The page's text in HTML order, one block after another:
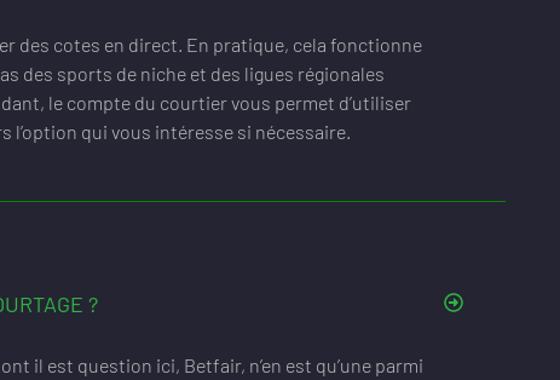
des cotes en direct. En pratique, cela fonctionne
des sports de niche et des ligues régionales
le compte du courtier vous permet d’utiliser
qui vous intéresse si nécessaire.
?
il est question ici, Betfair, n’en est qu’une parmi